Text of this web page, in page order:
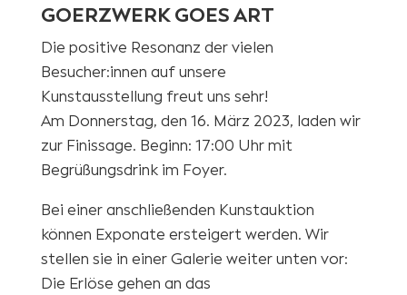
GOERZWERK GOES ART
Die positive Resonanz der vielen
Besucher:innen auf unsere
Kunstausstellung freut uns sehr!
Am Donnerstag, den 16. März 2023, laden wir
zur Finissage. Beginn: 17:00 Uhr mit
Begrüßungsdrink im Foyer.
Bei einer anschließenden Kunstauktion
können Exponate ersteigert werden. Wir
stellen sie in einer Galerie weiter unten vor:
Die Erlöse gehen an das